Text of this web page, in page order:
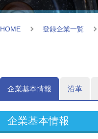
HOME 登録企業一覧
企業基本情報 沿革
企業基本情報